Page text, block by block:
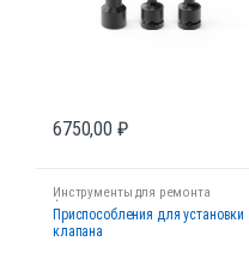
6750,00 ₽
Инструменты для ремонта
форсунок
Приспособления для установки
клапана